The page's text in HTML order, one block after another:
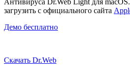
Антивируса Dr.Web Light для
загрузить с официального сайта
Демо бесплатно
Скачать Dr.Web